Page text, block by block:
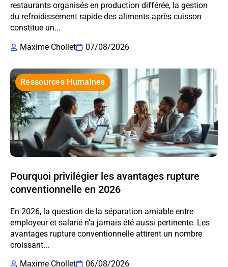
restaurants organisés en production différée, la gestion
du refroidissement rapide des aliments après cuisson
constitue un...
Maxime Chollet
07/08/2026
Ressources Humaines
Pourquoi privilégier les avantages rupture
conventionnelle en 2026
En 2026, la question de la séparation amiable entre
employeur et salarié n’a jamais été aussi pertinente. Les
avantages rupture conventionnelle attirent un nombre
croissant...
Maxime Chollet
06/08/2026